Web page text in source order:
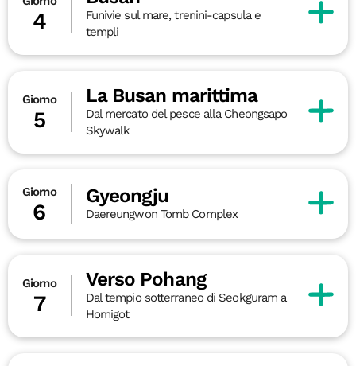
4
Funivie sul mare, trenini-capsula e
templi
Giorno
5
La Busan marittima
Dal mercato del pesce alla Cheongsapo
Skywalk
Giorno
6
Gyeongju
Daereungwon Tomb Complex
Giorno
7
Verso Pohang
Dal tempio sotterraneo di Seokguram a
Homigot